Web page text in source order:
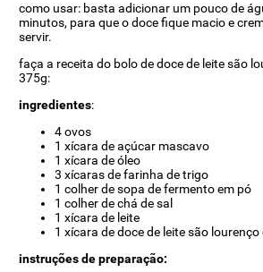
como usar: basta adicionar um pouco de
minutos, para que o doce fique macio e
servir.
faça a receita do bolo de doce de leite são
375g:
ingredientes:
4 ovos
1 xícara de açúcar mascavo
1 xícara de óleo
3 xícaras de farinha de trigo
1 colher de sopa de fermento em pó
1 colher de chá de sal
1 xícara de leite
1 xícara de doce de leite são
instruções de preparação: